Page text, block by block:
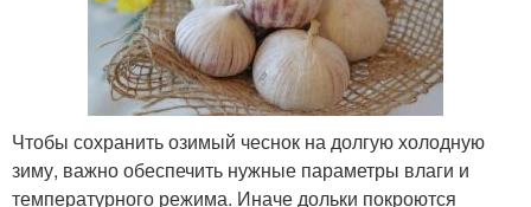
Чтобы сохранить озимый чеснок на долгую холодную
зиму, важно обеспечить нужные параметры влаги и
температурного режима. Иначе дольки покроются